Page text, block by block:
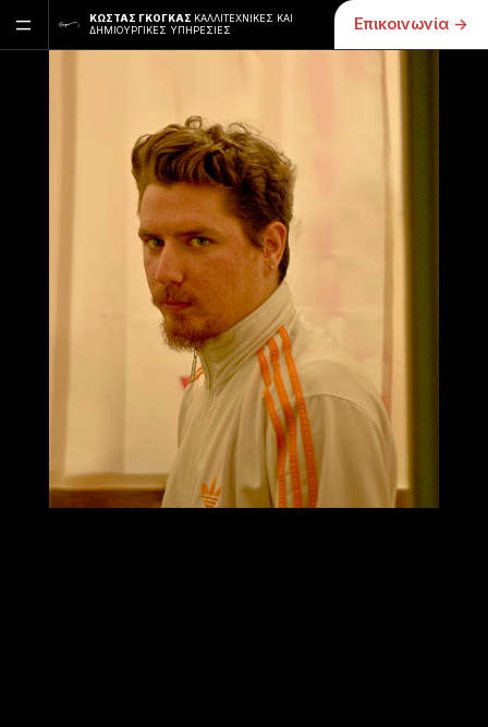
= ΚΏΣΤΑΣ ΓΚΌΓΚΑΣ ΚΑΛΛΙΤΕΧΝΙΚΈΣ ΚΑΙ
ΔΗΜΙΟΥΡΓΙΚΈΣ ΥΠΗΡΕΣΊΕΣ
Επικοινωνία ->